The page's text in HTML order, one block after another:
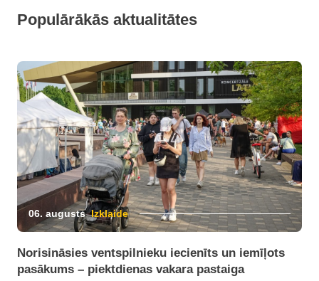
Populārākās aktualitātes
06. augusts Izklaide
Norisināsies ventspilnieku iecienīts un iemīļots
pasākums – piektdienas vakara pastaiga